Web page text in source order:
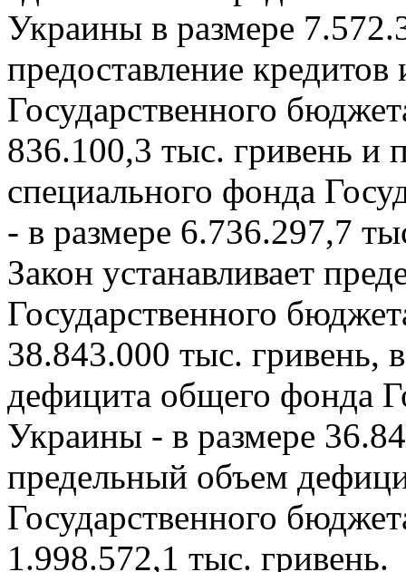
Украины в размере
предоставление
Государственного
836.100,3 тыс. гривень и
специального фонда
- в размере 6.736.297,7
Закон устанавливает
Государственного
38.843.000 тыс. гривень,
дефицита общего фонда
Украины - в размере
предельный объем
Государственного
1.998.572,1 тыс. гривень.